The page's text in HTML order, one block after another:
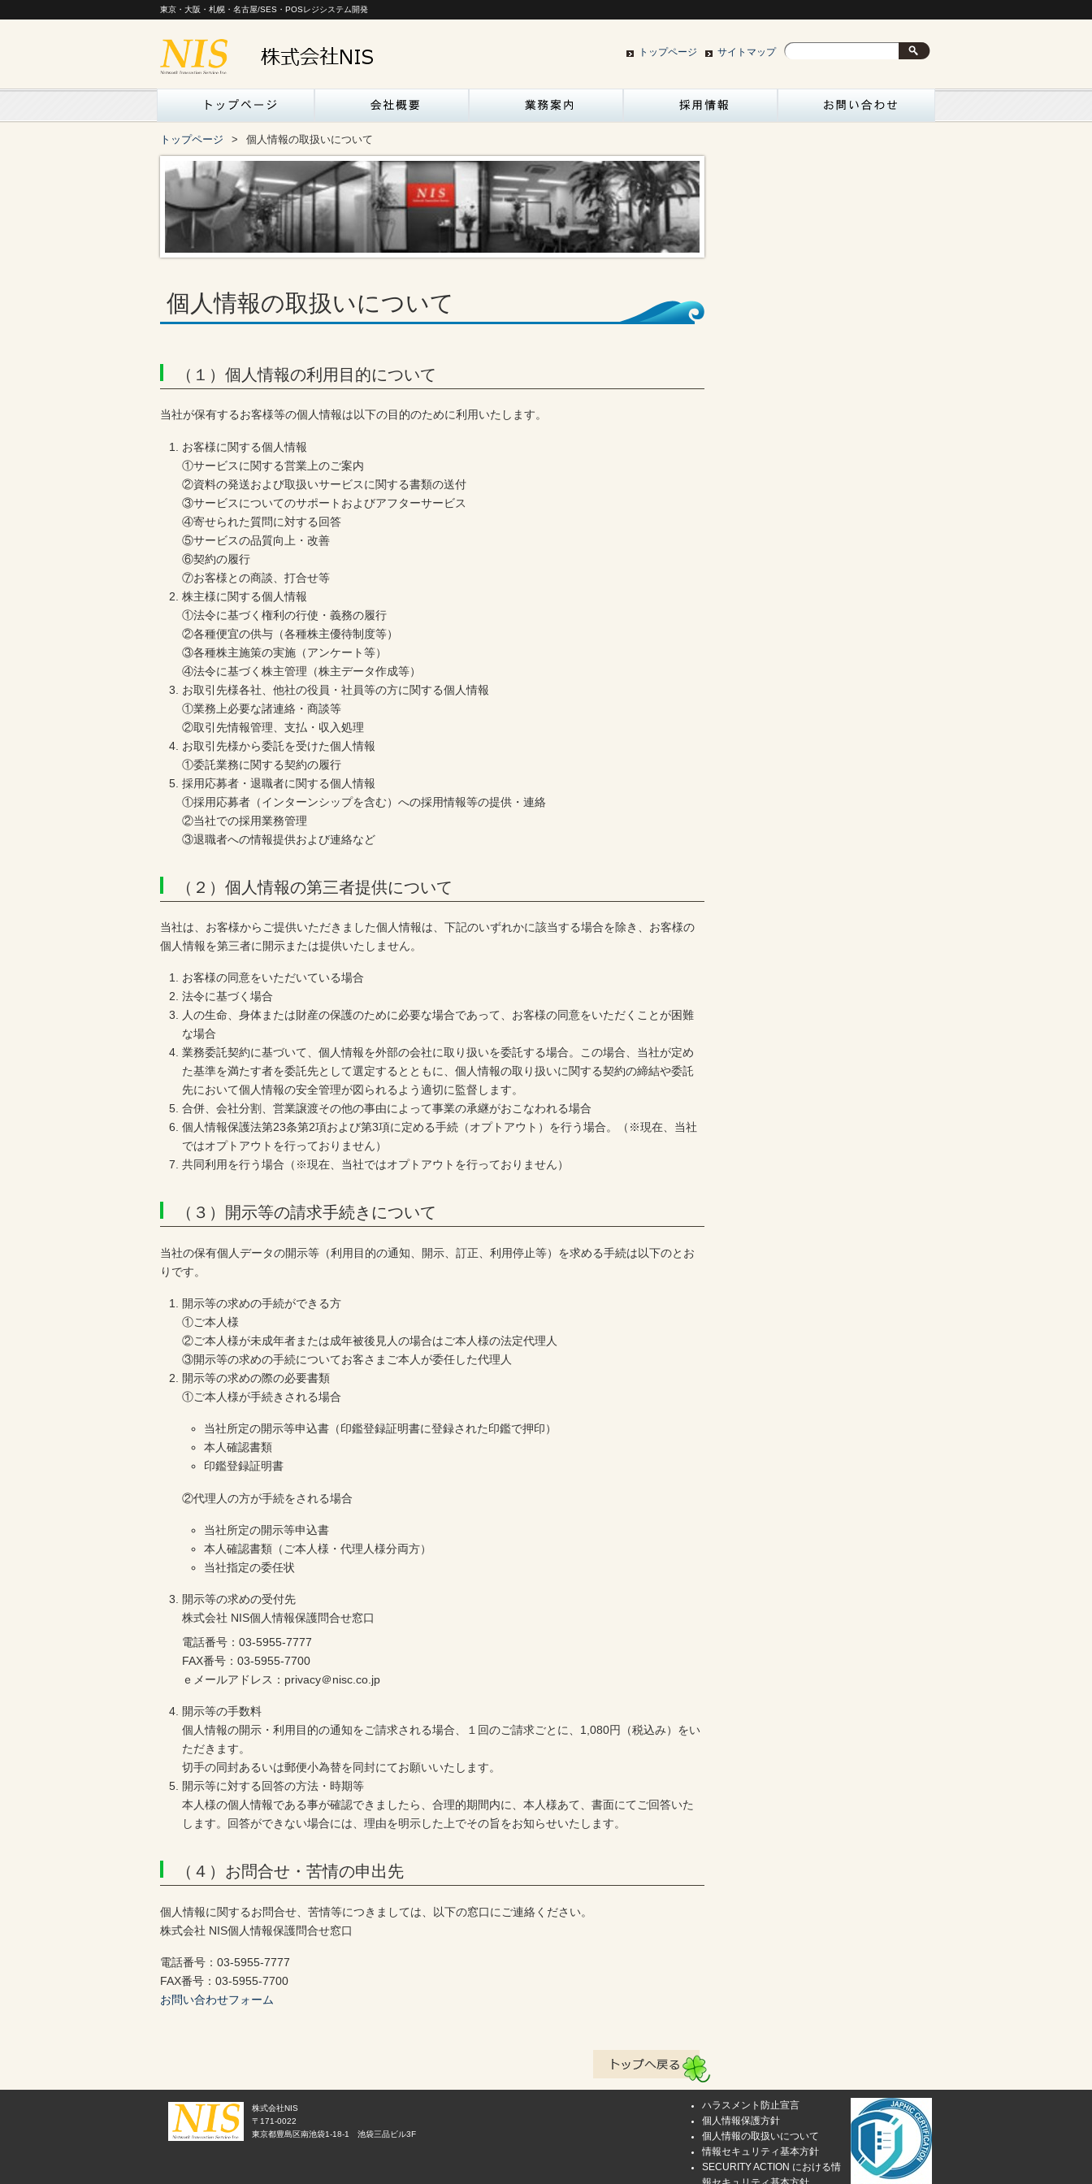
東京・大阪・札幌・名古屋/SES・POSレジシステム開発
トップページ サイトマップ
トップページ 個人情報の取扱いについて
個人情報の取扱いについて
（１）個人情報の利用目的について
当社が保有するお客様等の個人情報は以下の目的のために利用いたします。
お客様に関する個人情報
①サービスに関する営業上のご案内
②資料の発送および取扱いサービスに関する書類の送付
③サービスについてのサポートおよびアフターサービス
④寄せられた質問に対する回答
⑤サービスの品質向上・改善
⑥契約の履行
⑦お客様との商談、打合せ等
株主様に関する個人情報
①法令に基づく権利の行使・義務の履行
②各種便宜の供与（各種株主優待制度等）
③各種株主施策の実施（アンケート等）
④法令に基づく株主管理（株主データ作成等）
お取引先様各社、他社の役員・社員等の方に関する個人情報
①業務上必要な諸連絡・商談等
②取引先情報管理、支払・収入処理
お取引先様から委託を受けた個人情報
①委託業務に関する契約の履行
採用応募者・退職者に関する個人情報
①採用応募者（インターンシップを含む）への採用情報等の提供・連絡
②当社での採用業務管理
③退職者への情報提供および連絡など
（２）個人情報の第三者提供について
当社は、お客様からご提供いただきました個人情報は、下記のいずれかに該当する場合を除き、お客様の
個人情報を第三者に開示または提供いたしません。
お客様の同意をいただいている場合
法令に基づく場合
人の生命、身体または財産の保護のために必要な場合であって、お客様の同意をいただくことが困難
な場合
業務委託契約に基づいて、個人情報を外部の会社に取り扱いを委託する場合。この場合、当社が定め
た基準を満たす者を委託先として選定するとともに、個人情報の取り扱いに関する契約の締結や委託
先において個人情報の安全管理が図られるよう適切に監督します。
合併、会社分割、営業譲渡その他の事由によって事業の承継がおこなわれる場合
個人情報保護法第23条第2項および第3項に定める手続（オプトアウト）を行う場合。（※現在、当社
ではオプトアウトを行っておりません）
共同利用を行う場合（※現在、当社ではオプトアウトを行っておりません）
（３）開示等の請求手続きについて
当社の保有個人データの開示等（利用目的の通知、開示、訂正、利用停止等）を求める手続は以下のとお
りです。
開示等の求めの手続ができる方
①ご本人様
②ご本人様が未成年者または成年被後見人の場合はご本人様の法定代理人
③開示等の求めの手続についてお客さまご本人が委任した代理人
開示等の求めの際の必要書類
①ご本人様が手続きされる場合
当社所定の開示等申込書（印鑑登録証明書に登録された印鑑で押印）
本人確認書類
印鑑登録証明書
②代理人の方が手続をされる場合
当社所定の開示等申込書
本人確認書類（ご本人様・代理人様分両方）
当社指定の委任状
開示等の求めの受付先
株式会社 NIS個人情報保護問合せ窓口
電話番号：03-5955-7777
FAX番号：03-5955-7700
ｅメールアドレス：privacy＠nisc.co.jp
開示等の手数料
個人情報の開示・利用目的の通知をご請求される場合、１回のご請求ごとに、1,080円（税込み）をい
ただきます。
切手の同封あるいは郵便小為替を同封にてお願いいたします。
開示等に対する回答の方法・時期等
本人様の個人情報である事が確認できましたら、合理的期間内に、本人様あて、書面にてご回答いた
します。回答ができない場合には、理由を明示した上でその旨をお知らせいたします。
（４）お問合せ・苦情の申出先
個人情報に関するお問合せ、苦情等につきましては、以下の窓口にご連絡ください。
株式会社 NIS個人情報保護問合せ窓口
電話番号：03-5955-7777
FAX番号：03-5955-7700
お問い合わせフォーム
ハラスメント防止宣言
個人情報保護方針
個人情報の取扱いについて
情報セキュリティ基本方針
SECURITY ACTION における情
株式会社NIS
〒171-0022
東京都豊島区南池袋1-18-1 池袋三品ビル3F